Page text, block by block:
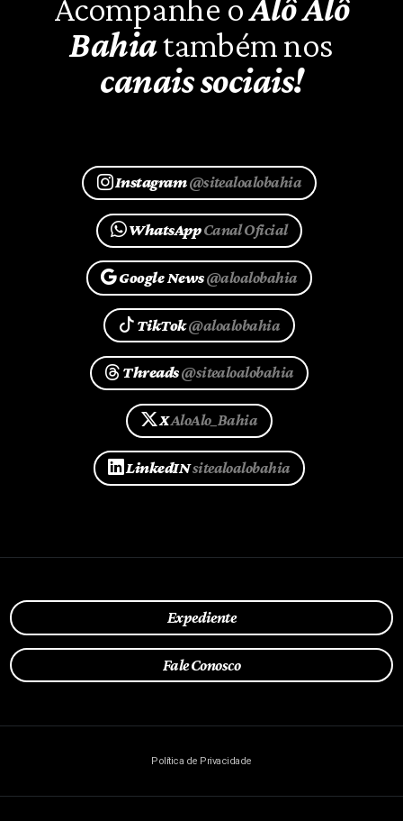
Acompanhe oAlô Alô
Bahiatambém nos
canais sociais!
Instagram@sitealoalobahia
WhatsAppCanal Oficial
Google News@aloalobahia
TikTok@aloalobahia
Threads@sitealoalobahia
XAloAlo_Bahia
LinkedINsitealoalobahia
Expediente
Fale Conosco
Política de Privacidade